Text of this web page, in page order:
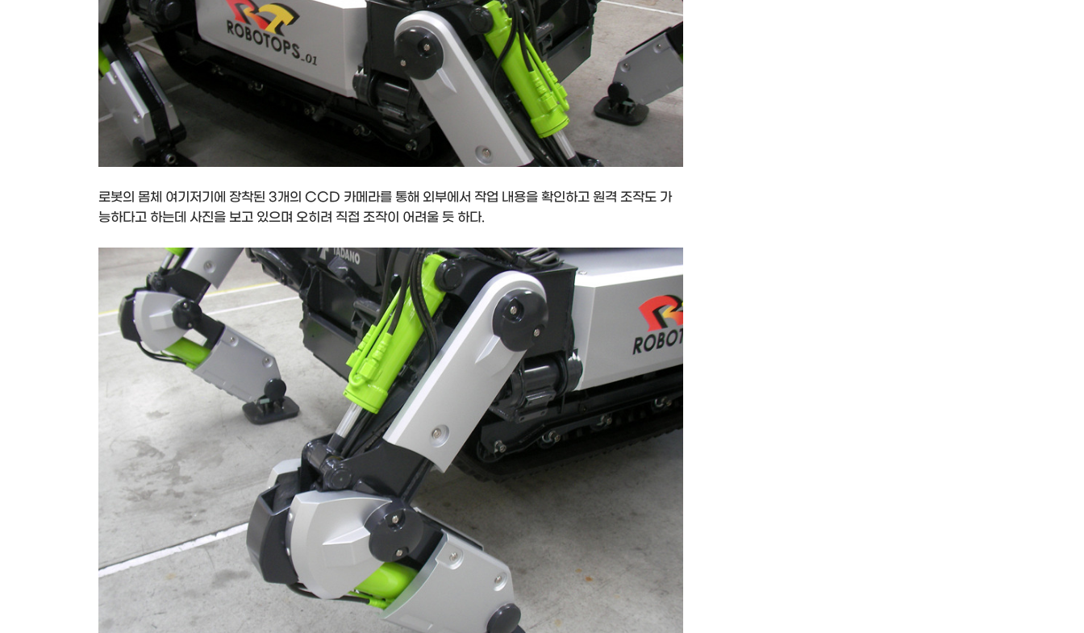
로봇의 몸체 여기저기에 장착된 3개의 CCD 카메라를 통해 외부에서 작업 내용을 확인하고 원격 조작도 가
능하다고 하는데 사진을 보고 있으며 오히려 직접 조작이 어려울 듯 하다.